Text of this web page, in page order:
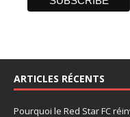
ARTICLES RÉCENTS
Pourquoi le Red Star FC